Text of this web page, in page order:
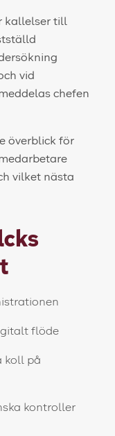
kallelser till
vid
chefen
överblick för
vilket nästa
flöde
koll på
kontroller